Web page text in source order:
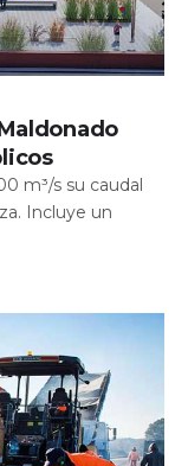
m³/s su caudal
Incluye un